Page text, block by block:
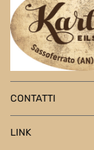
CONTATTI
LINK